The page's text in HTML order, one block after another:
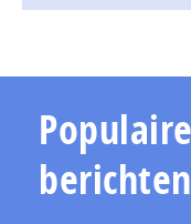
Populaire
berichten